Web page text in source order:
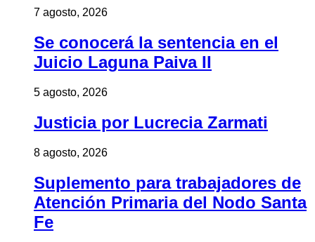
7 agosto, 2026
Se conocerá la sentencia en el
Juicio Laguna Paiva II
5 agosto, 2026
Justicia por Lucrecia Zarmati
8 agosto, 2026
Suplemento para trabajadores de
Atención Primaria del Nodo Santa
Fe